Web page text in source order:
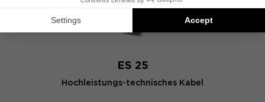
ES 25
Hochleistungs-technisches Kabel